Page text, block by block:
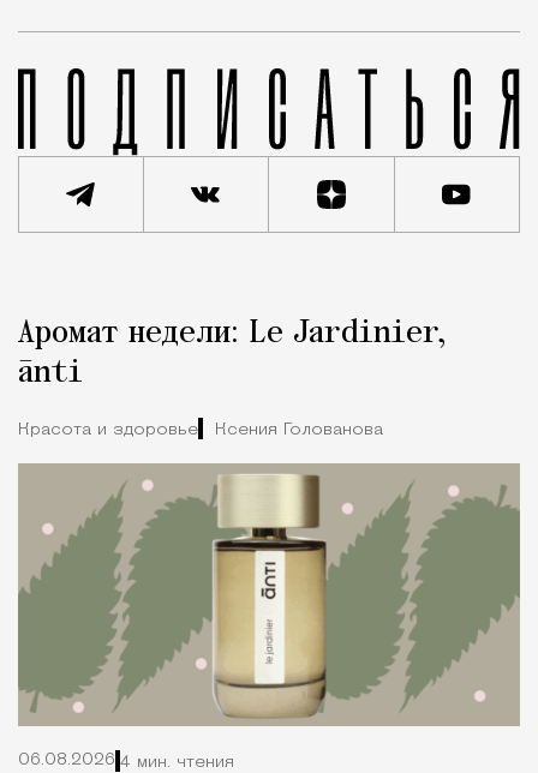
Город
Аромат недели: Le Jardinier,
ānti
Красота и здоровье Ксения Голованова
06.08.2026 4 мин. чтения